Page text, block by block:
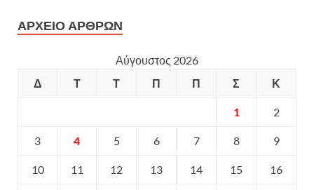
ΑΡΧΕΙΟ ΑΡΘΡΩΝ
Αύγουστος 2026
Δ
Τ Τ Π Π Σ Κ
1 2
3 4 5 6 7 8 9
10 11 12 13 14 15 16